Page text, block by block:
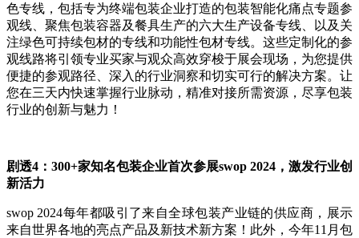
色专线，包括专为终端包装企业打造的包装智能化痛点专题参
观线、聚焦包装容器及餐具生产的六大生产设备专线、以及关
注绿色可持续包材的专线和功能性包材专线。这些定制化的参
观线路将引领专业买家与观众高效穿梭于展会现场，为您提供
便捷的参观路径、深入的行业洞察和切实可行的解决方案。让
您在三天内快速掌握行业脉动，精准对接所需资源，尽享包装
行业的创新与魅力！
剧透4：300+家知名包装企业首次参展swop 2024，激发行业创
新活力
swop 2024每年都吸引了来自全球包装产业链的供应商，展示
来自世界各地的亮点产品及新技术新方案！此外，今年11月包